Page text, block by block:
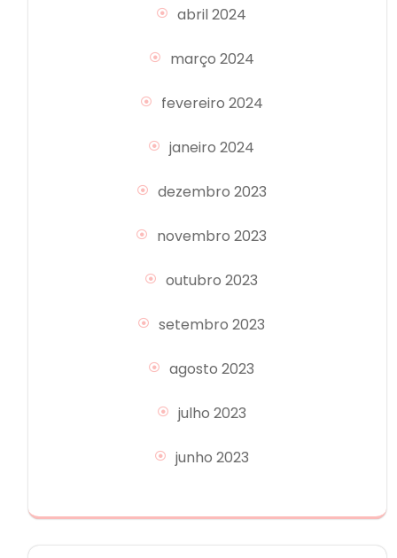
abril 2024
março 2024
fevereiro 2024
janeiro 2024
dezembro 2023
novembro 2023
outubro 2023
setembro 2023
agosto 2023
julho 2023
junho 2023